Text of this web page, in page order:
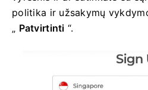
politika ir užsakymų
„ Patvirtinti “.